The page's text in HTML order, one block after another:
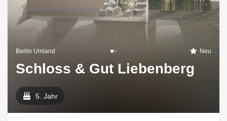
Berlin Umland Neu
Schloss & Gut Liebenberg
5. Jahr